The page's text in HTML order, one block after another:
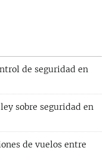
de seguridad en
sobre seguridad en
de vuelos entre